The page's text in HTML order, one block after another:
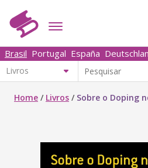
Brasil Portugal España
Home / Livros / Sobre o Doping